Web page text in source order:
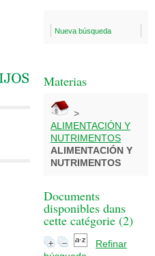
Nueva búsqueda
Materias
>
ALIMENTACIÓN Y
NUTRIMENTOS
ALIMENTACIÓN Y
NUTRIMENTOS
Documents
disponibles dans
cette catégorie (2)
Refinar